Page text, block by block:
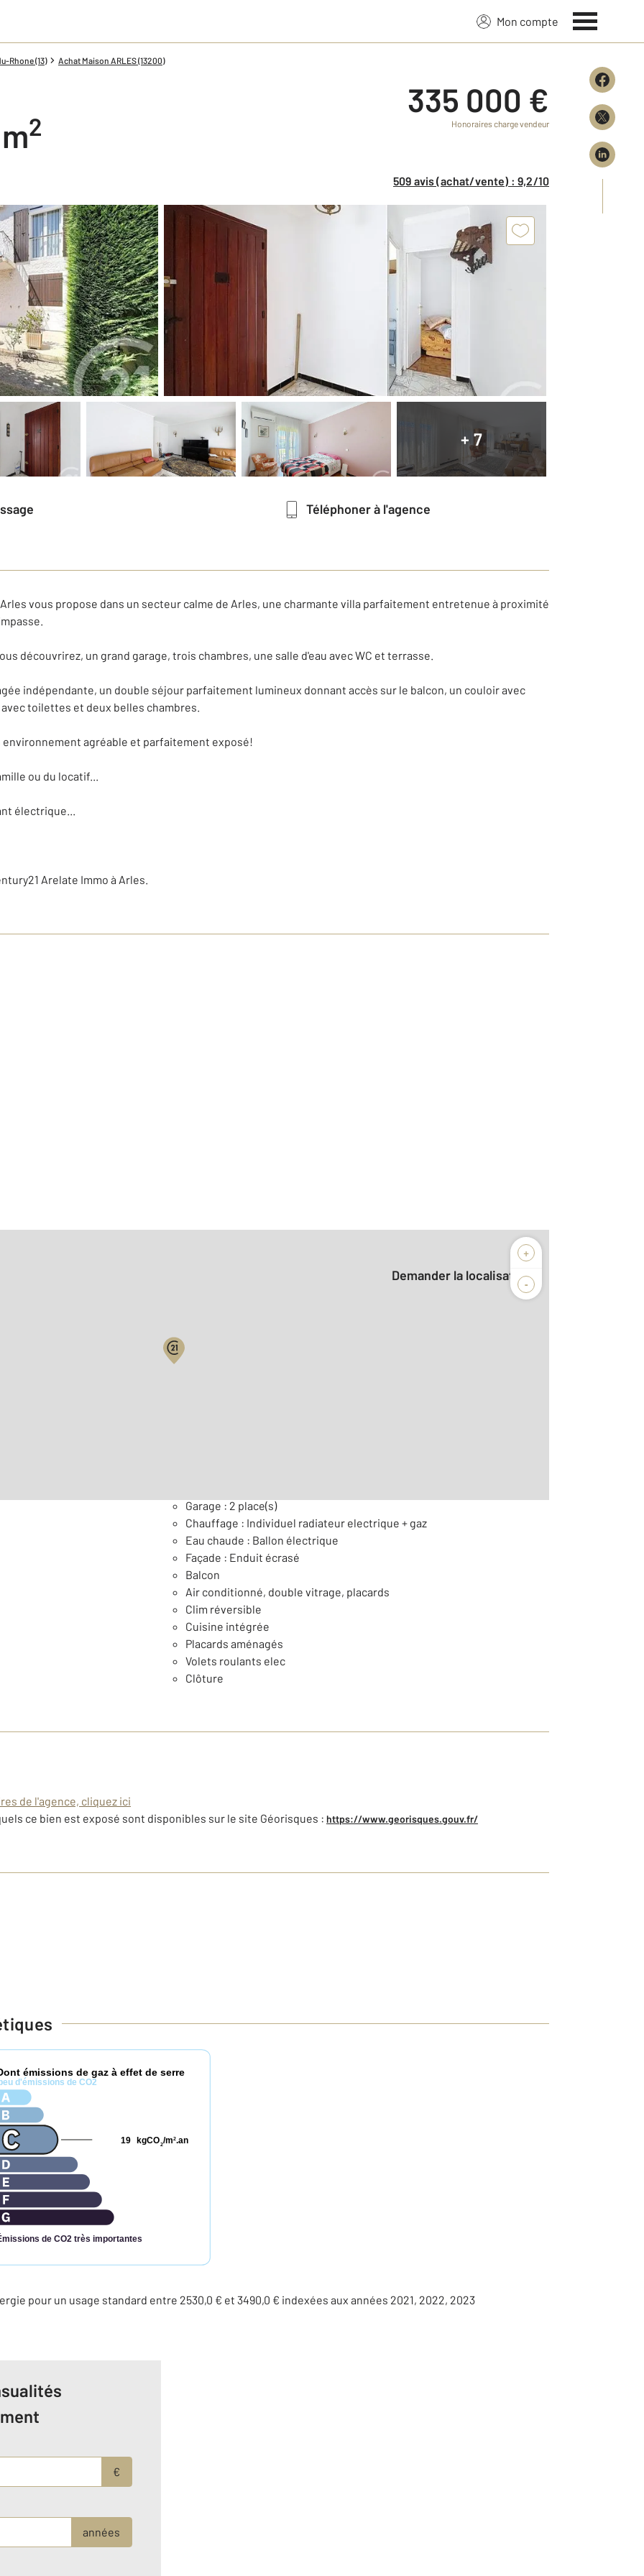
Mon compte
Rhone (13) Achat Maison ARLES (13200)
2
335 000 €
Honoraires charge vendeur
509 avis (achat/vente) : 9,2/10
+ 7
Téléphoner à l'agence
vous propose dans un secteur calme de Arles, une charmante villa parfaitement entretenue à proximité
découvrirez, un grand garage, trois chambres, une salle d'eau avec WC et terrasse.
indépendante, un double séjour parfaitement lumineux donnant accès sur le balcon, un couloir avec
toilettes et deux belles chambres.
agréable et parfaitement exposé!
ou du locatif...
électrique...
Arelate Immo à Arles.
+
-
Demander la localisation
Garage : 2 place(s)
Chauffage : Individuel radiateur electrique + gaz
Eau chaude : Ballon électrique
Façade : Enduit écrasé
Balcon
Air conditionné, double vitrage, placards
Clim réversible
Cuisine intégrée
Placards aménagés
Volets roulants elec
Clôture
de l'agence, cliquez ici
ce bien est exposé sont disponibles sur le site Géorisques : https://www.georisques.gouv.fr/
émissions de gaz à effet de serre
d'émissions de CO2
de CO2 très importantes
kgCO2/m2.an
19
pour un usage standard entre 2530,0 € et 3490,0 € indexées aux années 2021, 2022, 2023
€
années